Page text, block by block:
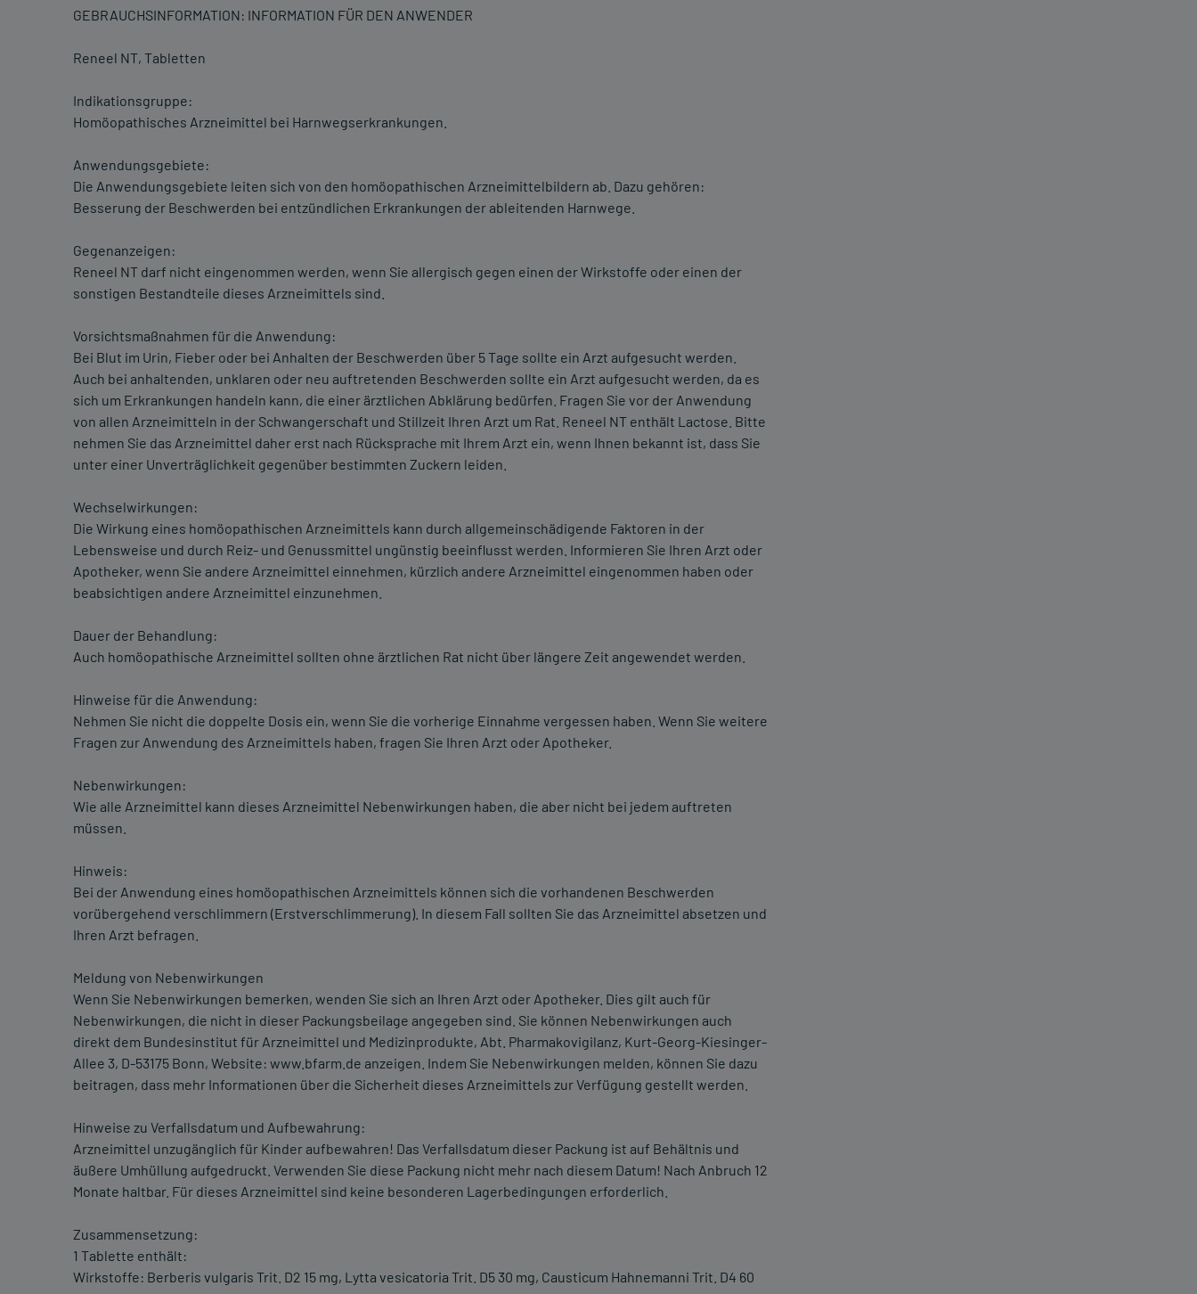
GEBRAUCHSINFORMATION: INFORMATION FÜR DEN ANWENDER
Reneel NT, Tabletten
Indikationsgruppe:
Homöopathisches Arzneimittel bei Harnwegserkrankungen.
Anwendungsgebiete:
Die Anwendungsgebiete leiten sich von den homöopathischen Arzneimittelbildern ab. Dazu gehören:
Besserung der Beschwerden bei entzündlichen Erkrankungen der ableitenden Harnwege.
Gegenanzeigen:
Reneel NT darf nicht eingenommen werden, wenn Sie allergisch gegen einen der Wirkstoffe oder einen der
sonstigen Bestandteile dieses Arzneimittels sind.
Vorsichtsmaßnahmen für die Anwendung:
Bei Blut im Urin, Fieber oder bei Anhalten der Beschwerden über 5 Tage sollte ein Arzt aufgesucht werden.
Auch bei anhaltenden, unklaren oder neu auftretenden Beschwerden sollte ein Arzt aufgesucht werden, da es
sich um Erkrankungen handeln kann, die einer ärztlichen Abklärung bedürfen. Fragen Sie vor der Anwendung
von allen Arzneimitteln in der Schwangerschaft und Stillzeit Ihren Arzt um Rat. Reneel NT enthält Lactose. Bitte
nehmen Sie das Arzneimittel daher erst nach Rücksprache mit Ihrem Arzt ein, wenn Ihnen bekannt ist, dass Sie
unter einer Unverträglichkeit gegenüber bestimmten Zuckern leiden.
Wechselwirkungen:
Die Wirkung eines homöopathischen Arzneimittels kann durch allgemeinschädigende Faktoren in der
Lebensweise und durch Reiz- und Genussmittel ungünstig beeinflusst werden. Informieren Sie Ihren Arzt oder
Apotheker, wenn Sie andere Arzneimittel einnehmen, kürzlich andere Arzneimittel eingenommen haben oder
beabsichtigen andere Arzneimittel einzunehmen.
Dauer der Behandlung:
Auch homöopathische Arzneimittel sollten ohne ärztlichen Rat nicht über längere Zeit angewendet werden.
Hinweise für die Anwendung:
Nehmen Sie nicht die doppelte Dosis ein, wenn Sie die vorherige Einnahme vergessen haben. Wenn Sie weitere
Fragen zur Anwendung des Arzneimittels haben, fragen Sie Ihren Arzt oder Apotheker.
Nebenwirkungen:
Wie alle Arzneimittel kann dieses Arzneimittel Nebenwirkungen haben, die aber nicht bei jedem auftreten
müssen.
Hinweis:
Bei der Anwendung eines homöopathischen Arzneimittels können sich die vorhandenen Beschwerden
vorübergehend verschlimmern (Erstverschlimmerung). In diesem Fall sollten Sie das Arzneimittel absetzen und
Ihren Arzt befragen.
Meldung von Nebenwirkungen
Wenn Sie Nebenwirkungen bemerken, wenden Sie sich an Ihren Arzt oder Apotheker. Dies gilt auch für
Nebenwirkungen, die nicht in dieser Packungsbeilage angegeben sind. Sie können Nebenwirkungen auch
direkt dem Bundesinstitut für Arzneimittel und Medizinprodukte, Abt. Pharmakovigilanz, Kurt-Georg-Kiesinger-
Allee 3, D-53175 Bonn, Website: www.bfarm.de anzeigen. Indem Sie Nebenwirkungen melden, können Sie dazu
beitragen, dass mehr Informationen über die Sicherheit dieses Arzneimittels zur Verfügung gestellt werden.
Hinweise zu Verfallsdatum und Aufbewahrung:
Arzneimittel unzugänglich für Kinder aufbewahren! Das Verfallsdatum dieser Packung ist auf Behältnis und
äußere Umhüllung aufgedruckt. Verwenden Sie diese Packung nicht mehr nach diesem Datum! Nach Anbruch 12
Monate haltbar. Für dieses Arzneimittel sind keine besonderen Lagerbedingungen erforderlich.
Zusammensetzung:
1 Tablette enthält:
Wirkstoffe: Berberis vulgaris Trit. D2 15 mg, Lytta vesicatoria Trit. D5 30 mg, Causticum Hahnemanni Trit. D4 60